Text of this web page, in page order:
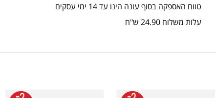
טווח האספקה בסוף עונה הינו עד 14 ימי עסקים
עלות משלוח 24.90 ש"ח